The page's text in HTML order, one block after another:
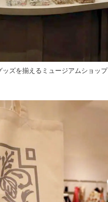
ズを揃えるミュージアムショップ